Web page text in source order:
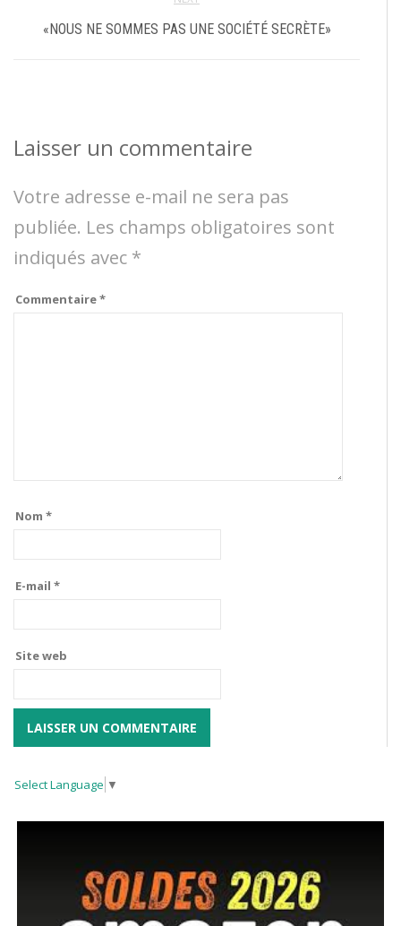
«NOUS NE SOMMES PAS UNE SOCIÉTÉ SECRÈTE»
Laisser un commentaire
Votre adresse e-mail ne sera pas
publiée. Les champs obligatoires sont
indiqués avec *
Commentaire*
Nom *
E-mail *
Site web
Select Language ▼